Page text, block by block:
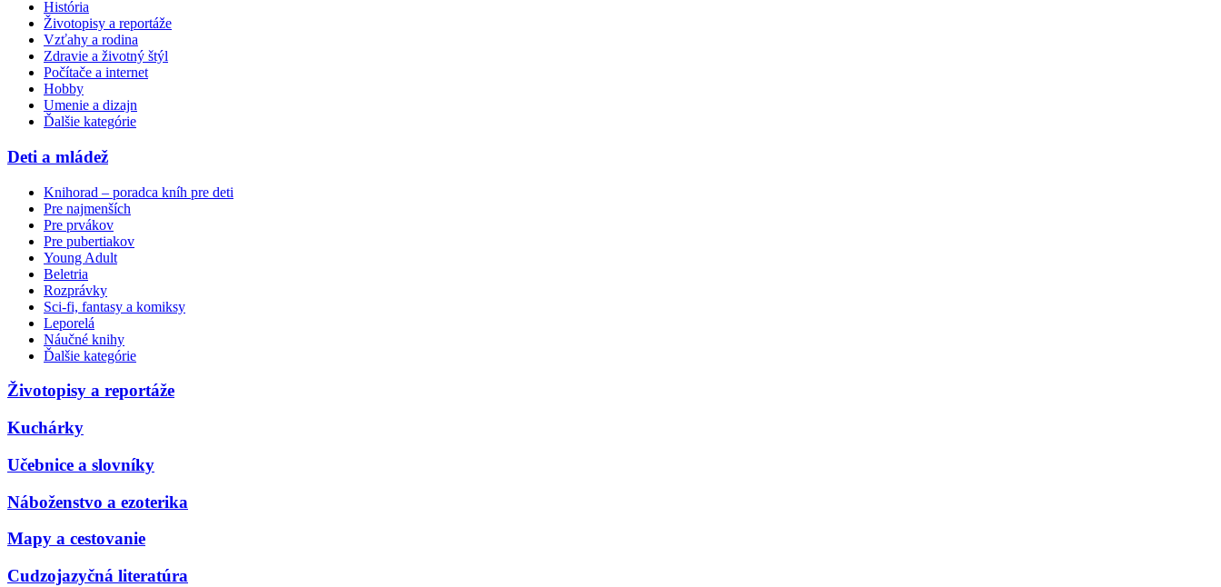
História
Životopisy a reportáže
Vzťahy a rodina
Zdravie a životný štýl
Počítače a internet
Hobby
Umenie a dizajn
Ďalšie kategórie
Deti a mládež
Knihorad – poradca kníh pre deti
Pre najmenších
Pre prvákov
Pre pubertiakov
Young Adult
Beletria
Rozprávky
Sci-fi, fantasy a komiksy
Leporelá
Náučné knihy
Ďalšie kategórie
Životopisy a reportáže
Kuchárky
Učebnice a slovníky
Náboženstvo a ezoterika
Mapy a cestovanie
Cudzojazyčná literatúra